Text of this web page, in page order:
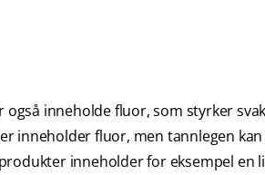
inneholde fluor, som styrker
inneholder fluor, men tannlegen
inneholder for eksempel